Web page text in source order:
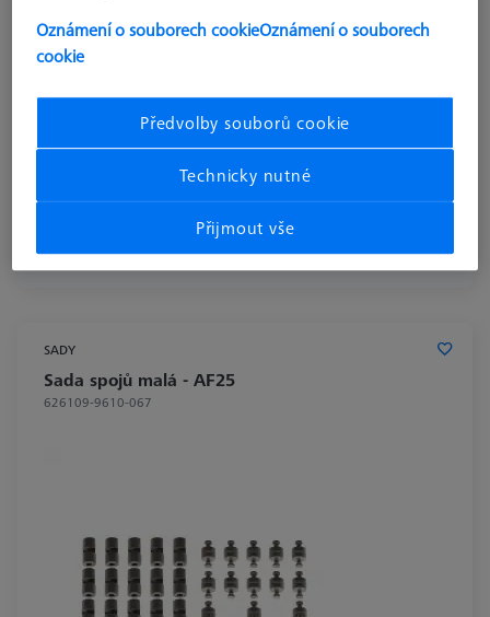
Delší dodací lhůta
SADY
Sada spojů malá - AF25
626109-9610-067
Oznámení o souborech cookieOznámení o souborech
cookie
Předvolby souborů cookie
Technicky nutné
Přijmout vše